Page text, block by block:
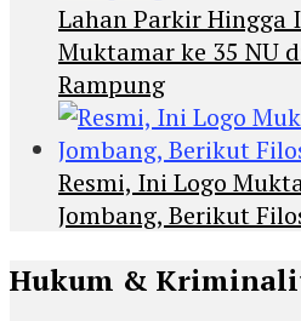
Lahan Parkir
Muktamar ke 35 NU
Rampung
Resmi, Ini Logo
Jombang, Berikut
Hukum &